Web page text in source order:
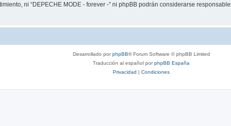
ni “DEPECHE MODE - forever -” ni phpBB podrán considerarse
Desarrollado porphpBB® Forum Software © phpBB Limited
Traducción al español porphpBB España
Privacidad | Condiciones